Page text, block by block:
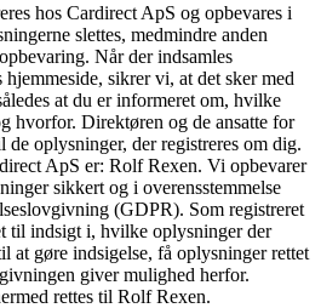
hos Cardirect ApS og opbevares i
slettes, medmindre anden
Når der indsamles
sikrer vi, at det sker med
at du er informeret om, hvilke
hvorfor. Direktøren og de ansatte for
oplysninger, der registreres om dig.
ApS er: Rolf Rexen. Vi opbevarer
sikkert og i overensstemmelse
(GDPR). Som registreret
til indsigt i, hvilke oplysninger der
at gøre indsigelse, få oplysninger rettet
giver mulighed herfor.
rettes til Rolf Rexen.